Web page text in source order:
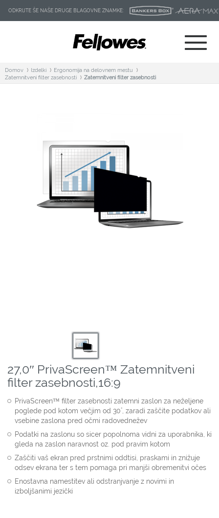
ODKRIJTE ŠE NAŠE DRUGE BLAGOVNE ZNAMKE:
Domov Izdelki
Ergonomija na delovnem mestu
Zatemnitveni filter zasebnosti
Zatemnitveni filter zasebnosti
27,0″ PrivaScreen™ Zatemnitveni
filter zasebnosti,16:9
PrivaScreen™ filter zasebnosti zatemni zaslon za neželjene
poglede pod kotom večjim od 30˚, zaradi zaščite podatkov ali
vsebine zaslona pred očmi radovednežev
Podatki na zaslonu so sicer popolnoma vidni za uporabnika, ki
gleda na zaslon naravnost oz. pod pravim kotom
Zaščiti vaš ekran pred prstnimi oddtisi, praskami in znižuje
odsev ekrana ter s tem pomaga pri manjši obremenitvi očes
Enostavna namestitev ali odstranjvanje z novimi in
izboljšanimi jezički